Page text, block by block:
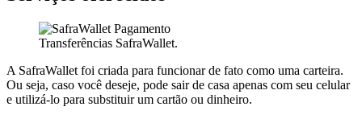
Transferências SafraWallet.
A SafraWallet foi criada para funcionar de fato como uma carteira.
Ou seja, caso você deseje, pode sair de casa apenas com seu celular
e utilizá-lo para substituir um cartão ou dinheiro.